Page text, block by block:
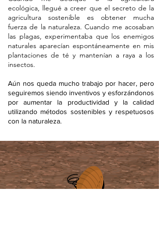
ecológica, llegué a creer que el secreto de la
agricultura sostenible es obtener mucha
fuerza de la naturaleza. Cuando me acosaban
las plagas, experimentaba que los enemigos
naturales aparecían espontáneamente en mis
plantaciones de té y mantenían a raya a los
insectos.
Aún nos queda mucho trabajo por hacer, pero
seguiremos siendo inventivos y esforzándonos
por aumentar la productividad y la calidad
utilizando métodos sostenibles y respetuosos
con la naturaleza.